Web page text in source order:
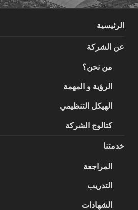
الرئيسية
عن الشركة
من نحن؟
الرؤية و المهمة
الهيكل التنظيمي
كتالوج الشركة
خدمتنا
المراجعة
التدريب
الشهادات